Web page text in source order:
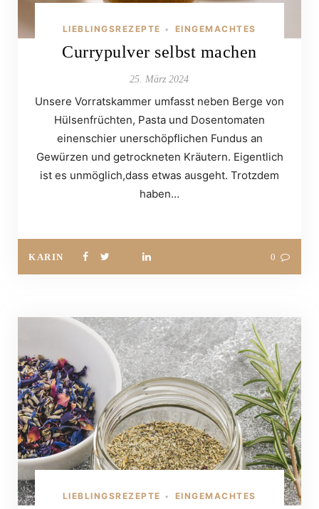
LIEBLINGSREZEPTE • EINGEMACHTES
Currypulver selbst machen
25. März 2024
Unsere Vorratskammer umfasst neben Berge von
Hülsenfrüchten, Pasta und Dosentomaten
einenschier unerschöpflichen Fundus an
Gewürzen und getrockneten Kräutern. Eigentlich
ist es unmöglich,dass etwas ausgeht. Trotzdem
haben…
KARIN 0
LIEBLINGSREZEPTE • EINGEMACHTES